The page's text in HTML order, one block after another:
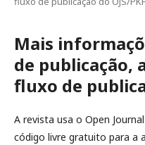
Mais
de publicação,
fluxo de
A revista usa o Open
código livre gratuito para a